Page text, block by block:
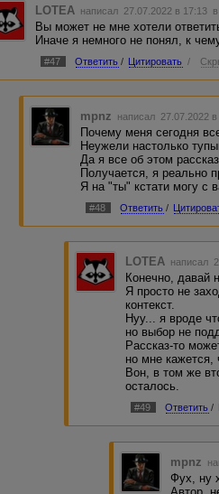
что сначала прокурор
подобное, достоверно.
что стал летучим»
эту фигню на проявление абсурда,
И-ов должен был тогда
рассказ и возможность
вроде бы отмечал плюсом, далее
LOTEA написал 27.07.2022 в 17:13
Вы может не мне хотели
Иначе я немного не понял, к
#47 Ответить / Цитировать /
mpnz написал 27.07.2022
Почему меня сегодня
Неужели настолько
Да я все об этом
Получается, я реально
Я на "ты" кстати могу с
#48 Ответить /
LOTEA написал
Конечно, давай
Я просто не
контекст.
Нуу... я вроде
но выбор не
Рассказ-то
но мне
Вон, в том же
осталось.
#49 Ответить /
mpnz
Фух, ну